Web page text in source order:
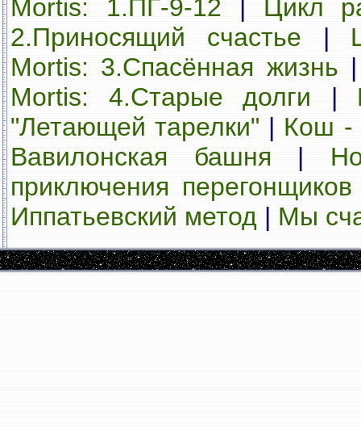
Mortis: 1.ПГ-9-12 | Цикл
2.Приносящий счастье |
Mortis: 3.Спасённая жизнь
Mortis: 4.Cтарые долги |
"Летающей тарелки" | Кош -
Вавилонская башня |
приключения перегонщиков
Иппатьевский метод | Мы